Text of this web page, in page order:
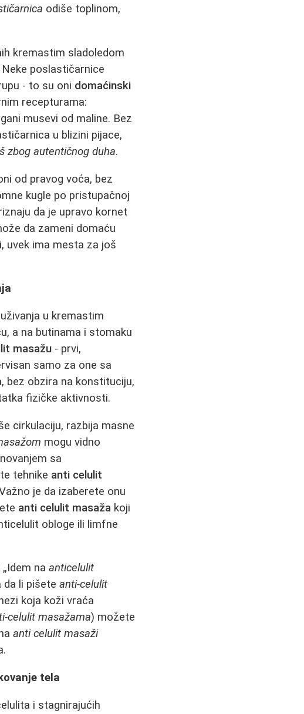
odiše toplinom,
kremastim sladoledom
poslastičarnice
- to su oni domaćinski
recepturama:
musevi od maline. Bez
u blizini pijace,
zbog autentičnog duha.
od pravog voća, bez
kugle po pristupačnoj
da je upravo kornet
da zameni domaću
uvek ima mesta za još
u kremastim
a na butinama i stomaku
masažu - prvi,
samo za one sa
bez obzira na konstituciju,
fizičke aktivnosti.
cirkulaciju, razbija masne
mogu vidno
sa
tehnike anti celulit
je da izaberete onu
anti celulit masaža koji
obloge ili limfne
naanticelulit
da li pišeteanti-celulit
koja koži vraća
celulit masažama) možete
anti celulit masaži
tela
i stagnirajućih